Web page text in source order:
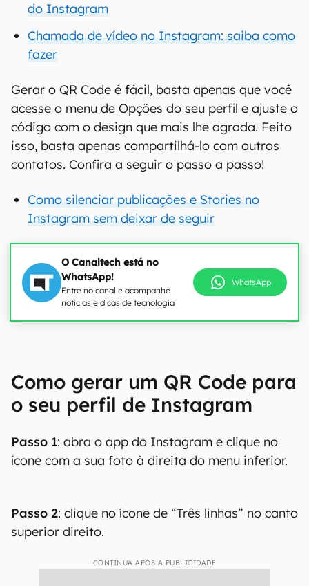
do Instagram
Chamada de vídeo no Instagram: saiba como
fazer
Gerar o QR Code é fácil, basta apenas que você
acesse o menu de Opções do seu perfil e ajuste o
código com o design que mais lhe agrada. Feito
isso, basta apenas compartilhá-lo com outros
contatos. Confira a seguir o passo a passo!
Como silenciar publicações e Stories no
Instagram sem deixar de seguir
O Canaltech está no
WhatsApp!
Entre no canal e acompanhe
notícias e dicas de tecnologia
WhatsApp
Como gerar um QR Code para
o seu perfil de Instagram
Passo 1: abra o app do Instagram e clique no
ícone com a sua foto à direita do menu inferior.
Passo 2: clique no ícone de “Três linhas” no canto
superior direito.
CONTINUA APÓS A PUBLICIDADE